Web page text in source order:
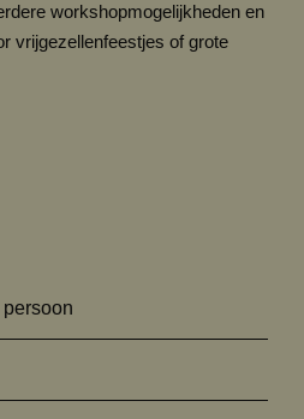
workshopmogelijkheden en
vrijgezellenfeestjes of grote